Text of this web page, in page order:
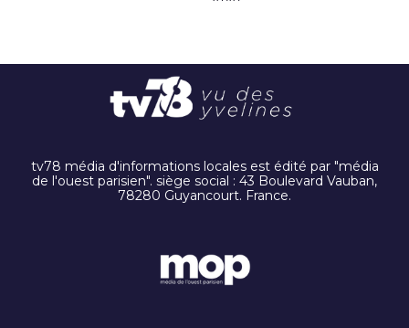
tv78 média d'informations locales est édité par "média
de l'ouest parisien". siège social : 43 Boulevard Vauban,
78280 Guyancourt. France.